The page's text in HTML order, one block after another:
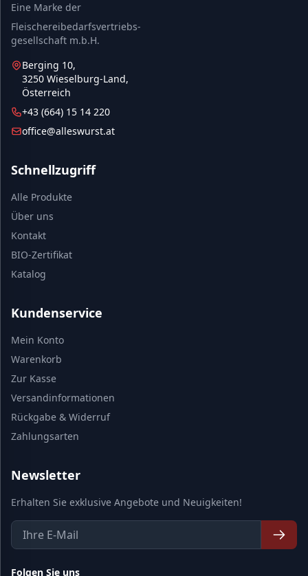
Eine Marke der
Fleischereibedarfsvertriebs-
gesellschaft m.b.H.
Berging 10,
3250 Wieselburg-Land,
Österreich
+43 (664) 15 14 220
office@alleswurst.at
Schnellzugriff
Alle Produkte
Über uns
Kontakt
BIO-Zertifikat
Katalog
Kundenservice
Mein Konto
Warenkorb
Zur Kasse
Versandinformationen
Rückgabe & Widerruf
Zahlungsarten
Newsletter
Erhalten Sie exklusive Angebote und Neuigkeiten!
Folgen Sie uns